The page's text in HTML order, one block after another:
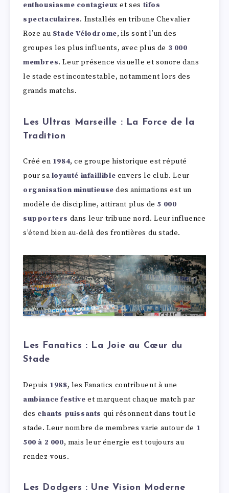
enthousiasme contagieux et ses tifos
spectaculaires. Installés en tribune Chevalier
Roze au Stade Vélodrome, ils sont l’un des
groupes les plus influents, avec plus de 3 000
membres. Leur présence visuelle et sonore dans
le stade est incontestable, notamment lors des
grands matchs.
Les Ultras Marseille : La Force de la
Tradition
Créé en 1984, ce groupe historique est réputé
pour saloyauté infaillible envers le club. Leur
organisation minutieuse des animations est un
modèle de discipline, attirant plus de 5 000
supporters dans leur tribune nord. Leur influence
s’étend bien au-delà des frontières du stade.
Les Fanatics : La Joie au Cœur du
Stade
Depuis 1988, les Fanatics contribuent à une
ambiance festive et marquent chaque match par
des chants puissants qui résonnent dans tout le
stade. Leur nombre de membres varie autour de 1
500 à 2 000, mais leur énergie est toujours au
rendez-vous.
Les Dodgers : Une Vision Moderne